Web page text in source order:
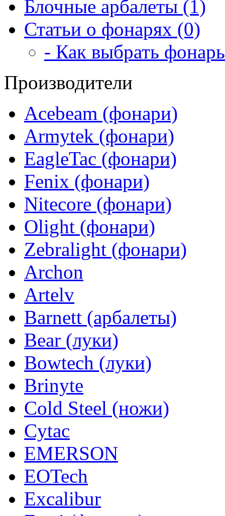
Блочные арбалеты (1)
Статьи о фонарях (0)
- Как выбрать
Производители
Acebeam (фонари)
Armytek (фонари)
EagleTac (фонари)
Fenix (фонари)
Nitecore (фонари)
Olight (фонари)
Zebralight (фонари)
Archon
Artelv
Barnett (арбалеты)
Bear (луки)
Bowtech (луки)
Brinyte
Cold Steel (ножи)
Cytac
EMERSON
EOTech
Excalibur